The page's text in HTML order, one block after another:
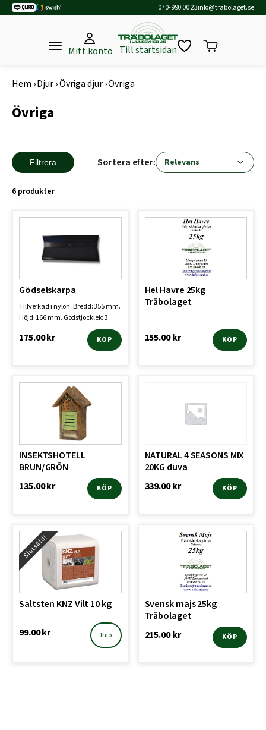
070-990 00 23info@trabolaget.se
Mitt konto Till startsidan
Hem ›Djur›Övriga djur›Övriga
Övriga
Filtrera Sortera efter:
6 produkter
Gödselskarpa
Tillverkad i nylon. Bredd: 355 mm.
Höjd: 166 mm. Godstjocklek: 3
175.00kr KÖP
Hel Havre 25kg
Träbolaget
155.00kr KÖP
INSEKTSHOTELL
BRUN/GRÖN
135.00kr KÖP
NATURAL 4 SEASONS MIX
20KG duva
339.00kr KÖP
Slutsåld!
Saltsten KNZ Vilt 10 kg
99.00kr Info
Svensk majs 25kg
Träbolaget
215.00kr KÖP